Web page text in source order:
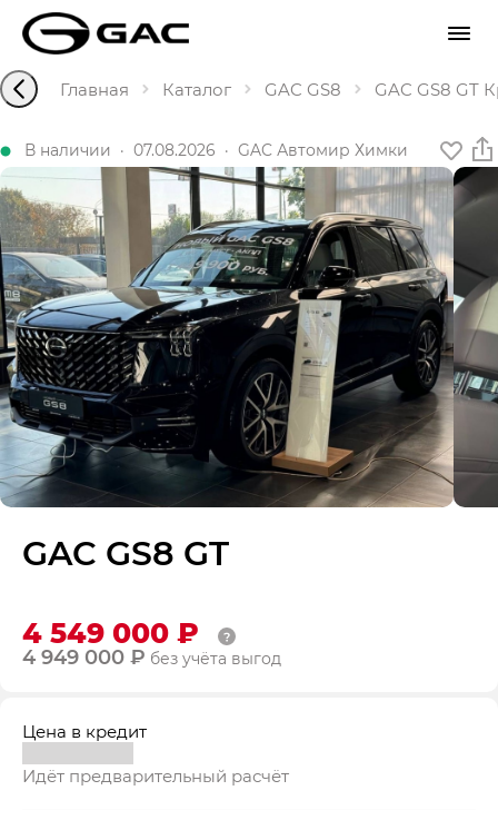
Главная Каталог GAC GS8 GAC GS8 GT
В наличии · 07.08.2026 · GAC Автомир Химки
GAC GS8 GT
4 549 000 ₽
4 949 000 ₽ без учёта выгод
Цена в кредит
Идёт предварительный расчёт